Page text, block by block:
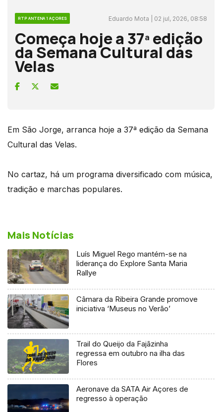
RTP ANTENA 1 AÇORES Eduardo Mota | 02 jul, 2026, 08:58
Começa hoje a 37ª edição
da Semana Cultural das
Velas
Em São Jorge, arranca hoje a 37ª edição da Semana
Cultural das Velas.
No cartaz, há um programa diversificado com música,
tradição e marchas populares.
Mais Notícias
Luís Miguel Rego mantém-se na
liderança do Explore Santa Maria
Rallye
Câmara da Ribeira Grande promove
iniciativa ‘Museus no Verão’
Trail do Queijo da Fajãzinha
regressa em outubro na ilha das
Flores
Aeronave da SATA Air Açores de
regresso à operação